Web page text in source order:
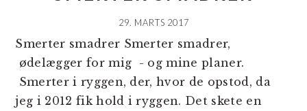
29. MARTS 2017
Smerter smadrer Smerter smadrer,
ødelægger for mig - og mine planer.
Smerter i ryggen, der, hvor de opstod, da
jeg i 2012 fik hold i ryggen. Det skete en